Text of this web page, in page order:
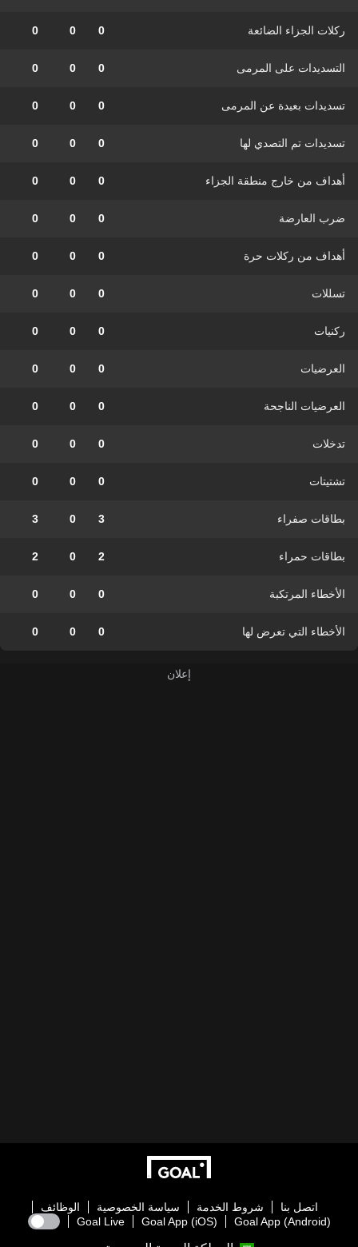
ركلات الجزاء الضائعة 0
0
0
التسديدات على المرمى 0
0
0
تسديدات بعيدة عن المرمى 0
0
0
تسديدات تم التصدي لها 0
0
0
أهداف من خارج منطقة الجزاء 0
0
0
ضرب العارضة 0
0
0
أهداف من ركلات حرة 0
0
0
تسللات 0
0
0
ركنيات 0
0
0
العرضيات 0
0
0
العرضيات الناجحة 0
0
0
تدخلات 0
0
0
تشتيتات 0
0
0
بطاقات صفراء 3
0
3
بطاقات حمراء 2
0
2
الأخطاء المرتكبة 0
0
0
الأخطاء التي تعرض لها 0
0
0
اتصل بنا شروط الخدمة سياسة الخصوصية
الوظائف
Goal App (Android)
Goal App (iOS)
Goal Live